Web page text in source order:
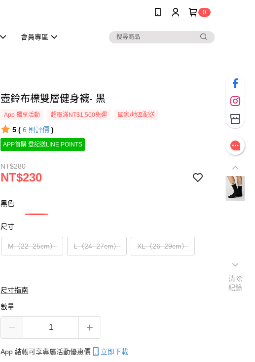
0
會員專區
壺鈴布標雙層健身襪- 黑
App 獨享活動 超取滿NT$1,500免運 國家/地區配送
5 ( 6 則評價 )
APP首購 登記送LINE POINTS
NT$280
NT$230
黑色
尺寸
M（22–25cm） L（24–27cm） XL（26–29cm）
尺寸指南
數量
App 結帳可享專屬活動優惠價 立即下載
清除
紀錄